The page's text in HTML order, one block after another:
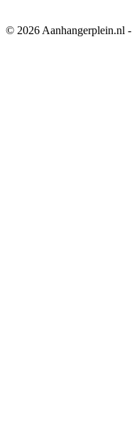
© 2026 Aanhangerplein.nl -